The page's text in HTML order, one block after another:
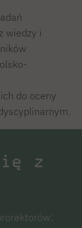
wiedzy i
do oceny
z